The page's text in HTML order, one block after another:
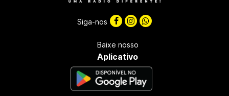
Siga-nos
Baixe nosso
Aplicativo